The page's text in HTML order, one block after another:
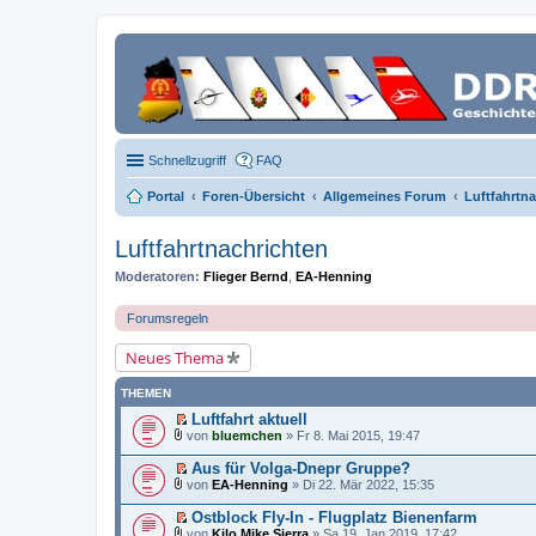
Schnellzugriff FAQ
Portal Foren-Übersicht Allgemeines Forum
Luftfahrtnachrichten
Moderatoren: Flieger Bernd EA-Henning
Forumsregeln
Neues Thema
THEMEN
E
s
e
r
u
n
Luftfahrt aktuell
a
t
e
i
a
n
von bluemchen » Fr 8. Mai 2015, 19:47
E
s
Aus für Volga-Dnepr Gruppe?
a
t
von EA-Henning » Di 22. Mär 2022, 15:35
E
Ostblock Fly-In - Flugplatz Bienenfarm
von Kilo Mike Sierra » Sa 19. Jan 2019, 17:42